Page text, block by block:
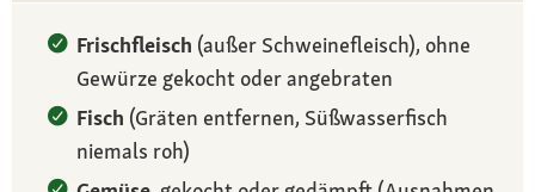
Frischfleisch (außer Schweinefleisch), ohne
Gewürze gekocht oder angebraten
Fisch (Gräten entfernen, Süßwasserfisch
niemals roh)